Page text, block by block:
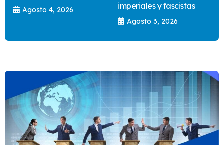
Agosto 4, 2026
imperiales y fascistas
Agosto 3, 2026